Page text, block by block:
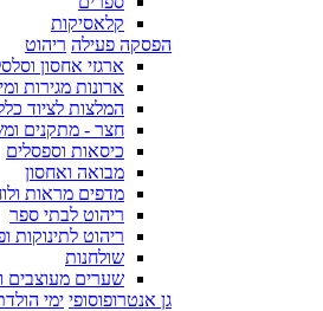
קלאסיקות
הפסקה פעילה ריהוט
ארגזי אחסון
ארונות מגירות
המלצות לציוד
חצר - מתקנים
כיסאות וספסלים
מבואה ואחסון
מדפים מראות
ריהוט לבתי ספר
ריהוט לתינוקות
שולחנות
שערים מעוצבים
גן אנטרופוסופי ימי